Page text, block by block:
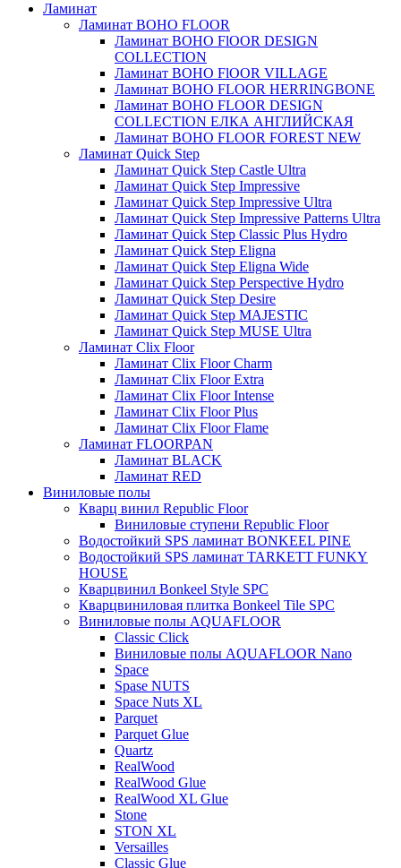
Ламинат
Ламинат BOHO FLOOR
Ламинат BOHO FlOOR DESIGN
COLLECTION
Ламинат BOHO FlOOR VILLAGE
Ламинат BOHO FLOOR HERRINGBONE
Ламинат BOHO FLOOR DESIGN
COLLECTION ЕЛКА АНГЛИЙСКАЯ
Ламинат BOHO FLOOR FOREST NEW
Ламинат Quick Step
Ламинат Quick Step Castle Ultra
Ламинат Quick Step Impressive
Ламинат Quick Step Impressive Ultra
Ламинат Quick Step Impressive Patterns Ultra
Ламинат Quick Step Classic Plus Hydro
Ламинат Quick Step Eligna
Ламинат Quick Step Eligna Wide
Ламинат Quick Step Perspective Hydro
Ламинат Quick Step Desire
Ламинат Quick Step MAJESTIC
Ламинат Quick Step MUSE Ultra
Ламинат Clix Floor
Ламинат Clix Floor Charm
Ламинат Clix Floor Extra
Ламинат Clix Floor Intense
Ламинат Clix Floor Plus
Ламинат Clix Floor Flame
Ламинат FLOORPAN
Ламинат BLACK
Ламинат RED
Виниловые полы
Кварц винил Republic Floor
Виниловые ступени Republic Floor
Водостойкий SPS ламинат BONKEEL PINE
Водостойкий SPS ламинат TARKETT FUNKY
HOUSE
Кварцвинил Bonkeel Style SPC
Кварцвиниловая плитка Bonkeel Tile SPC
Виниловые полы AQUAFLOOR
Classic Click
Виниловые полы AQUAFLOOR Nano
Space
Spase NUTS
Space Nuts XL
Parquet
Parquet Glue
Quartz
RealWood
RealWood Glue
RealWood XL Glue
Stone
STON XL
Versailles
Classic Glue